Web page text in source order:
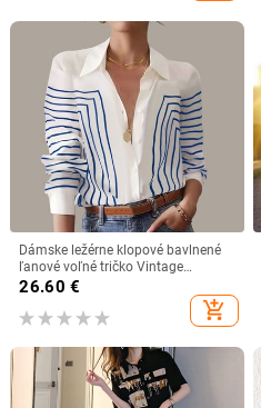
Dámske ležérne klopové bavlnené
ľanové voľné tričko Vintage
Harajuku pevné blúzky elegantné
dlhé rukávy na gombíky topy
kancelárske tuniky
26.60 €
add_shopping_cart